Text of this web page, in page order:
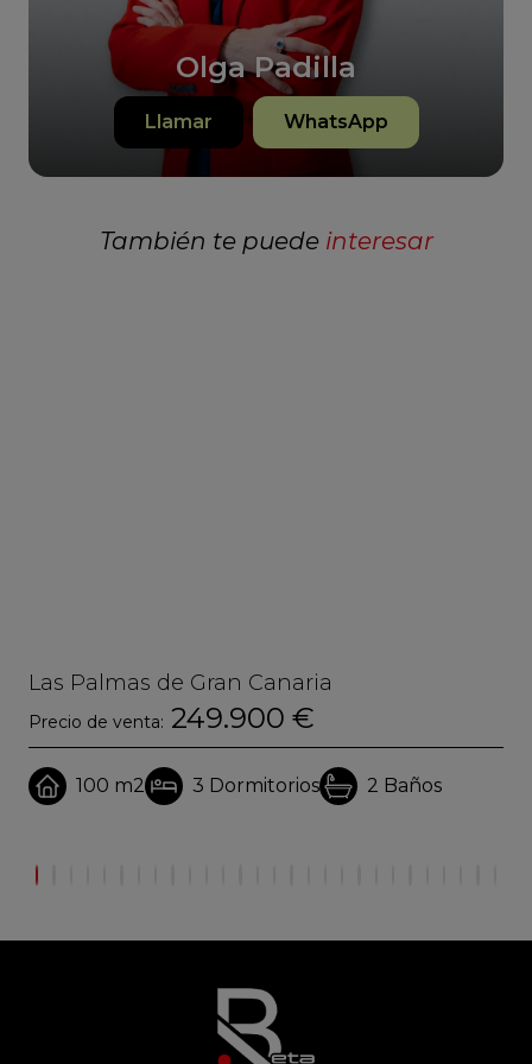
Olga Padilla
Llamar WhatsApp
También te puede interesar
Las Palmas de Gran Canaria
Precio de venta: 249.900 €
100 m2 3 Dormitorios 2 Baños